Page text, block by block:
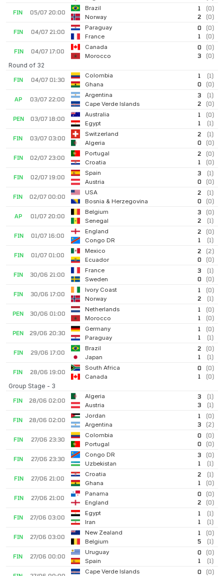
05/07 20:00
FIN
Brazil
Norway
1
(0)
2
(0)
04/07 21:00
FIN
Paraguay
France
0
(0)
1
(0)
04/07 17:00
FIN
Canada
Morocco
0
(0)
3
(0)
Round of 32
04/07 01:30
FIN
Colombia
Ghana
1
(1)
0
(0)
03/07 22:00
AP
Argentina
Cape Verde Islands
3
(1)
2
(0)
03/07 18:00
PEN
Australia
Egypt
1
(0)
1
(1)
03/07 03:00
FIN
Switzerland
Algeria
2
(1)
0
(0)
02/07 23:00
FIN
Portugal
Croatia
2
(0)
1
(0)
02/07 19:00
FIN
Spain
Austria
3
(1)
0
(0)
02/07 00:00
FIN
USA
Bosnia & Herzegovina
2
(1)
0
(0)
01/07 20:00
AP
Belgium
Senegal
3
(0)
2
(1)
01/07 16:00
FIN
England
Congo DR
2
(0)
1
(1)
01/07 01:00
FIN
Mexico
Ecuador
2
(2)
0
(0)
30/06 21:00
FIN
France
Sweden
3
(1)
0
(0)
30/06 17:00
FIN
Ivory Coast
Norway
1
(0)
2
(1)
30/06 01:00
PEN
Netherlands
Morocco
1
(0)
1
(0)
29/06 20:30
PEN
Germany
Paraguay
1
(0)
1
(1)
29/06 17:00
FIN
Brazil
Japan
2
(0)
1
(1)
28/06 19:00
FIN
South Africa
Canada
0
(0)
1
(0)
Group Stage - 3
28/06 02:00
FIN
Algeria
Austria
3
(1)
3
(1)
28/06 02:00
FIN
Jordan
Argentina
1
(0)
3
(2)
27/06 23:30
FIN
Colombia
Portugal
0
(0)
0
(0)
27/06 23:30
FIN
Congo DR
Uzbekistan
3
(0)
1
(1)
27/06 21:00
FIN
Croatia
Ghana
2
(1)
1
(0)
27/06 21:00
FIN
Panama
England
0
(0)
2
(0)
27/06 03:00
FIN
Egypt
Iran
1
(1)
1
(1)
27/06 03:00
FIN
New Zealand
Belgium
1
(0)
5
(1)
27/06 00:00
FIN
Uruguay
Spain
0
(0)
1
(1)
Cape Verde Islands 0 (0)